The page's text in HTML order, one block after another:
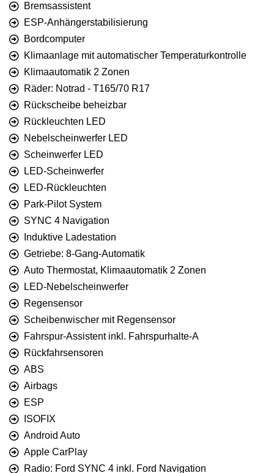
Bremsassistent
ESP-Anhängerstabilisierung
Bordcomputer
Klimaanlage mit automatischer Temperaturkontrolle
Klimaautomatik 2 Zonen
Räder: Notrad - T165/70 R17
Rückscheibe beheizbar
Rückleuchten LED
Nebelscheinwerfer LED
Scheinwerfer LED
LED-Scheinwerfer
LED-Rückleuchten
Park-Pilot System
SYNC 4 Navigation
Induktive Ladestation
Getriebe: 8-Gang-Automatik
Auto Thermostat, Klimaautomatik 2 Zonen
LED-Nebelscheinwerfer
Regensensor
Scheibenwischer mit Regensensor
Fahrspur-Assistent inkl. Fahrspurhalte-A
Rückfahrsensoren
ABS
Airbags
ESP
ISOFIX
Android Auto
Apple CarPlay
Radio: Ford SYNC 4 inkl. Ford Navigation